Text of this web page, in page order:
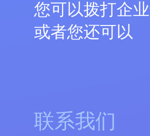
您可以拨打企
或者您还可以
联系我们